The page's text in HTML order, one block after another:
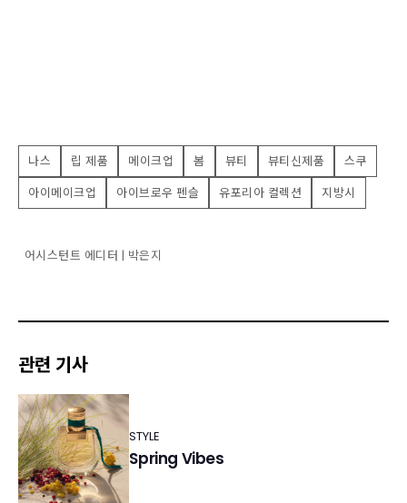
나스 립 제품 메이크업 봄 뷰티 뷰티신제품
스쿠
아이메이크업
아이브로우 펜슬 유포리아 컬렉션 지방시
어시스턴트 에디터 | 박은지
관련 기사
STYLE
Spring Vibes